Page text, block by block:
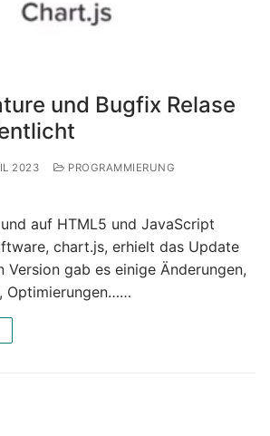
und Bugfix Relase
2023
PROGRAMMIERUNG
auf HTML5 und JavaScript
chart.js, erhielt das Update
Version gab es einige Änderungen,
Optimierungen……